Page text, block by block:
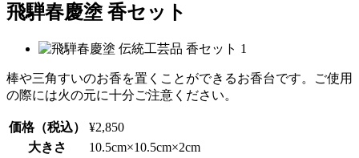
飛騨春慶塗 香セット
棒や三角すいのお香を置くことができるお香台です。ご使用
の際には火の元に十分ご注意ください。
価格（税込）
¥2,850
大きさ
10.5cm×10.5cm×2cm